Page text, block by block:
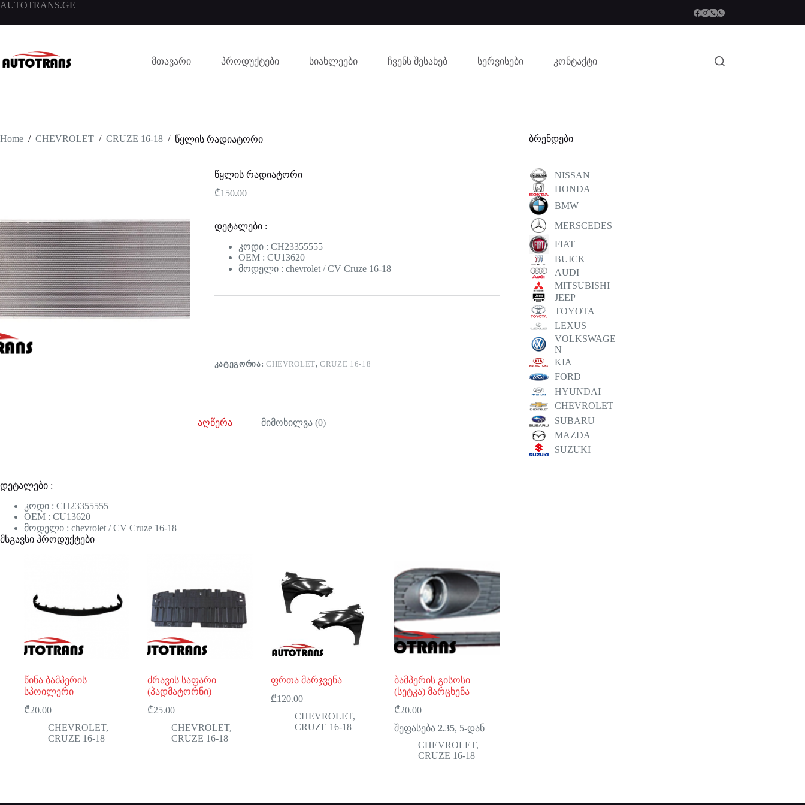
AUTOTRANS.GE
მთავარი პროდუქტები სიახლეები ჩვენს შესახებ სერვისები კონტაქტი
Home / CHEVROLET / CRUZE 16-18 / წყლის რადიატორი
წყლის რადიატორი
₾150.00
დეტალები :
კოდი : CH23355555
OEM : CU13620
მოდელი : chevrolet / CV Cruze 16-18
ᲙᲐᲢᲔᲒᲝᲠᲘᲐ: CHEVROLET,CRUZE 16-18
აღწერა მიმოხილვა (0)
დეტალები :
კოდი : CH23355555
OEM : CU13620
მოდელი : chevrolet / CV Cruze 16-18
მსგავსი პროდუქტები
წინა ბამპერის
სპოილერი
₾20.00
CHEVROLET,
CRUZE 16-18
ძრავის საფარი
(პადმატორნი)
₾25.00
CHEVROLET,
CRUZE 16-18
ფრთა მარჯვენა
₾120.00
CHEVROLET,
CRUZE 16-18
ბამპერის გისოსი
(სეტკა) მარცხენა
₾20.00
შეფასება2.35, 5-დან
CHEVROLET,
CRUZE 16-18
ბრენდები
NISSAN
HONDA
BMW
MERSCEDES
FIAT
BUICK
AUDI
MITSUBISHI
JEEP
TOYOTA
LEXUS
VOLKSWAGE
N
KIA
FORD
HYUNDAI
CHEVROLET
SUBARU
MAZDA
SUZUKI